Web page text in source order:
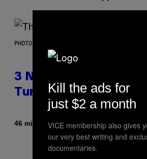
PHOTO BY BOB BERG/GETTY IMAGES
3 No-Skip Geek Rock
Turning 30 This Year
46 minuti faDi Dan Milam
Kill the ads for
just $2 a month
VICE membership also gives
our very best writing and
documentaries.